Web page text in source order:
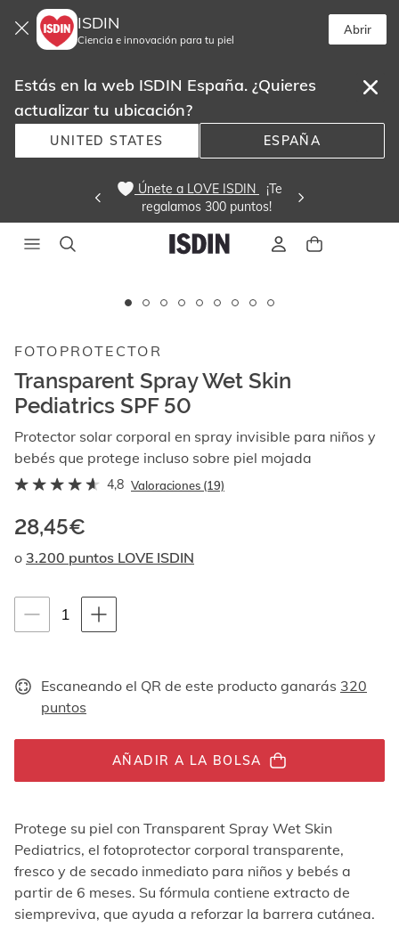
ISDIN
Ciencia e innovación para tu piel
Abrir
Estás en la web ISDIN España. ¿Quieres
actualizar tu ubicación?
UNITED STATES ESPAÑA
Únete a LOVE ISDIN
¡Te
regalamos 300 puntos!
imágenes
videos.
con
las
flechas
abajo
muestran
caso
de
ningún
los
videos
pueden
reproducir
activando
FOTOPROTECTOR
Transparent Spray Wet Skin
Pediatrics SPF 50
Protector solar corporal en spray invisible para niños y
bebés que protege incluso sobre piel mojada
4,8 Valoraciones (19)
28,45€
o 3.200 puntos LOVE ISDIN
Instrucciones de navegación por teclado
1
unidades
Escaneando el QR de este producto ganarás 320
puntos
AÑADIR A LA BOLSA
Protege su piel con Transparent Spray Wet Skin
Pediatrics, el fotoprotector corporal transparente,
fresco y de secado inmediato para niños y bebés a
partir de 6 meses. Su fórmula contiene extracto de
siempreviva, que ayuda a reforzar la barrera cutánea.